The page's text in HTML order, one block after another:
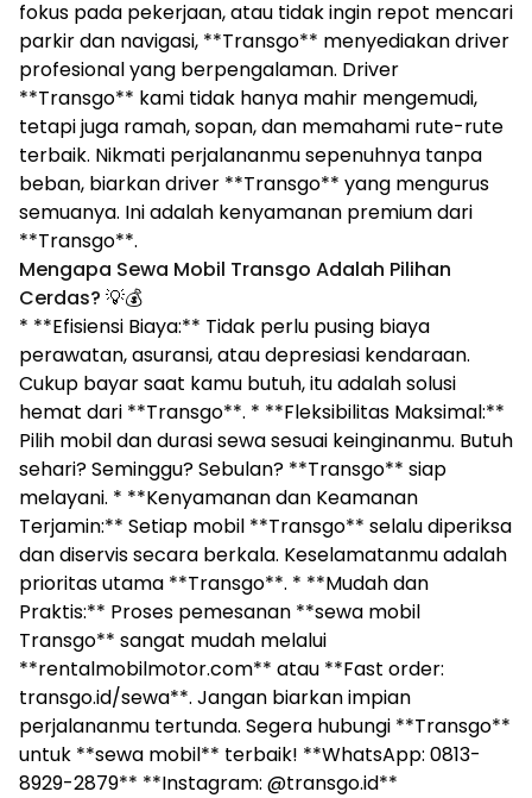
fokus pada pekerjaan, atau tidak ingin repot mencari
parkir dan navigasi, **Transgo** menyediakan driver
profesional yang berpengalaman. Driver
**Transgo** kami tidak hanya mahir mengemudi,
tetapi juga ramah, sopan, dan memahami rute-rute
terbaik. Nikmati perjalananmu sepenuhnya tanpa
beban, biarkan driver **Transgo** yang mengurus
semuanya. Ini adalah kenyamanan premium dari
**Transgo**.
Mengapa Sewa Mobil Transgo Adalah Pilihan
Cerdas? 💡💰
* **Efisiensi Biaya:** Tidak perlu pusing biaya
perawatan, asuransi, atau depresiasi kendaraan.
Cukup bayar saat kamu butuh, itu adalah solusi
hemat dari **Transgo**. * **Fleksibilitas Maksimal:**
Pilih mobil dan durasi sewa sesuai keinginanmu. Butuh
sehari? Seminggu? Sebulan? **Transgo** siap
melayani. * **Kenyamanan dan Keamanan
Terjamin:** Setiap mobil **Transgo** selalu diperiksa
dan diservis secara berkala. Keselamatanmu adalah
prioritas utama **Transgo**. * **Mudah dan
Praktis:** Proses pemesanan **sewa mobil
Transgo** sangat mudah melalui
**rentalmobilmotor.com** atau **Fast order:
transgo.id/sewa**. Jangan biarkan impian
perjalananmu tertunda. Segera hubungi **Transgo**
untuk **sewa mobil** terbaik! **WhatsApp: 0813-
8929-2879** **Instagram: @transgo.id**